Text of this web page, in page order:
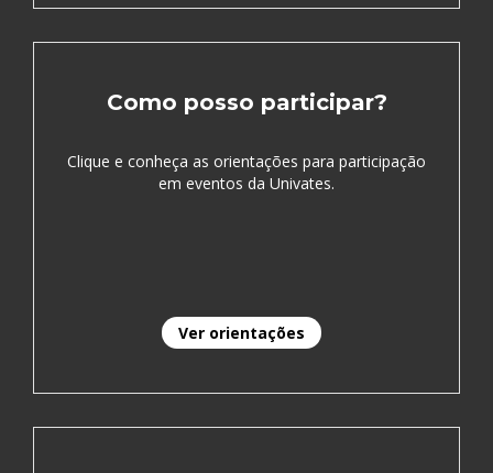
Como posso participar?
Clique e conheça as orientações para participação
em eventos da Univates.
Ver orientações